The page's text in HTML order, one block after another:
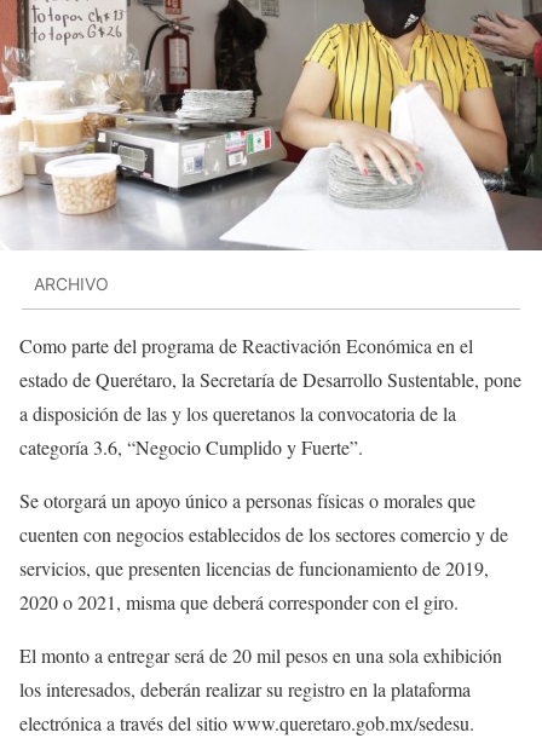
ARCHIVO
Como parte del programa de Reactivación Económica en el
estado de Querétaro, la Secretaría de Desarrollo Sustentable, pone
a disposición de las y los queretanos la convocatoria de la
categoría 3.6, “Negocio Cumplido y Fuerte”.
Se otorgará un apoyo único a personas físicas o morales que
cuenten con negocios establecidos de los sectores comercio y de
servicios, que presenten licencias de funcionamiento de 2019,
2020 o 2021, misma que deberá corresponder con el giro.
El monto a entregar será de 20 mil pesos en una sola exhibición
los interesados, deberán realizar su registro en la plataforma
electrónica a través del sitio www.queretaro.gob.mx/sedesu.